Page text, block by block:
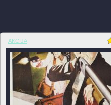
AKCIJA